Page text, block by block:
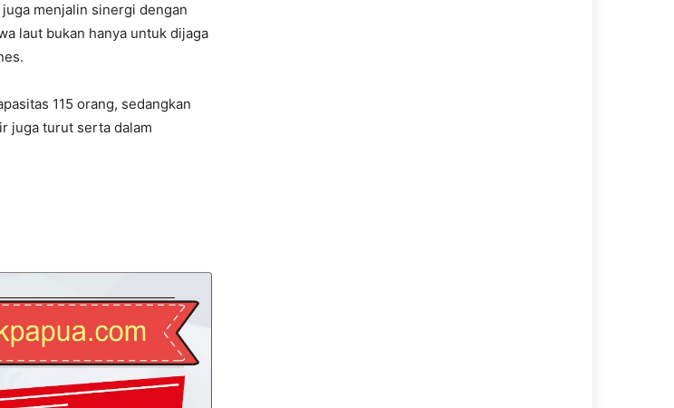
menjalin sinergi dengan
laut bukan hanya untuk dijaga
115 orang, sedangkan
juga turut serta dalam